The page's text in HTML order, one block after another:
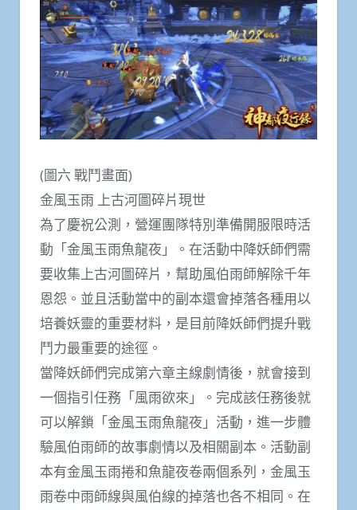
(圖六 戰鬥畫面)
金風玉雨 上古河圖碎片現世
為了慶祝公測，營運團隊特別準備開服限時活
動「金風玉雨魚龍夜」。在活動中降妖師們需
要收集上古河圖碎片，幫助風伯雨師解除千年
恩怨。並且活動當中的副本還會掉落各種用以
培養妖靈的重要材料，是目前降妖師們提升戰
鬥力最重要的途徑。
當降妖師們完成第六章主線劇情後，就會接到
一個指引任務「風雨欲來」。完成該任務後就
可以解鎖「金風玉雨魚龍夜」活動，進一步體
驗風伯雨師的故事劇情以及相關副本。活動副
本有金風玉雨捲和魚龍夜卷兩個系列，金風玉
雨卷中雨師線與風伯線的掉落也各不相同。在